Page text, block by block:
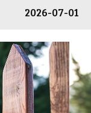
2026-07-01